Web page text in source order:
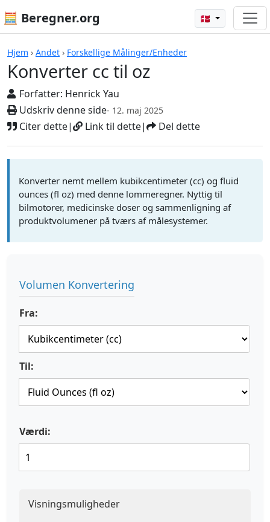
🧮 Beregner.org 🇩🇰
Hjem › Andet › Forskellige Målinger/Enheder
Konverter cc til oz
Forfatter: Henrick Yau
Udskriv denne side- 12. maj 2025
Citer dette| Link til dette| Del dette
Beregnere
Konverter nemt mellem kubikcentimeter (cc) og fluid
ounces (fl oz) med denne lommeregner. Nyttig til
bilmotorer, medicinske doser og sammenligning af
produktvolumener på tværs af målesystemer.
Volumen Konvertering
Fra:
Til:
Værdi:
Visningsmuligheder